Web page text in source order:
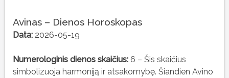
Avinas – Dienos Horoskopas
Data:2026-05-19
Numerologinis dienos skaičius:6 – Šis skaičius
simbolizuoja harmoniją ir atsakomybę. Šiandien Avino